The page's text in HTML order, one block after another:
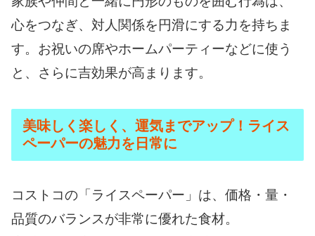
心をつなぎ、対人関係を円滑にする力を持ちま
す。お祝いの席やホームパーティーなどに使う
と、さらに吉効果が高まります。
美味しく楽しく、運気までアップ！ライス
ペーパーの魅力を日常に
コストコの「ライスペーパー」は、価格・量・
品質のバランスが非常に優れた食材。